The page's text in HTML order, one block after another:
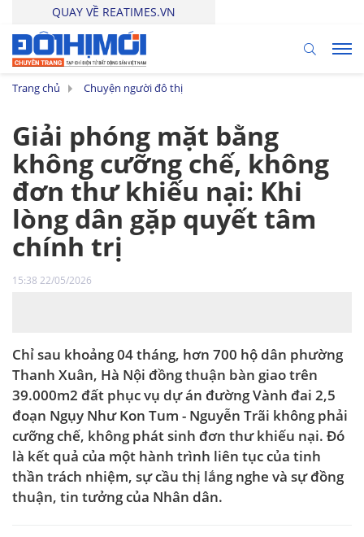
QUAY VỀ REATIMES.VN
Trang chủ Chuyện người đô thị
Giải phóng mặt bằng
không cưỡng chế, không
đơn thư khiếu nại: Khi
lòng dân gặp quyết tâm
chính trị
15:38 22/05/2026
Chỉ sau khoảng 04 tháng, hơn 700 hộ dân phường
Thanh Xuân, Hà Nội đồng thuận bàn giao trên
39.000m2 đất phục vụ dự án đường Vành đai 2,5
đoạn Ngụy Như Kon Tum - Nguyễn Trãi không phải
cưỡng chế, không phát sinh đơn thư khiếu nại. Đó
là kết quả của một hành trình liên tục của tinh
thần trách nhiệm, sự cầu thị lắng nghe và sự đồng
thuận, tin tưởng của Nhân dân.